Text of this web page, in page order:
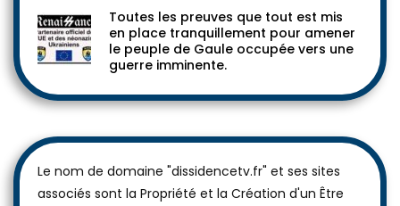
Toutes les preuves que tout est mis
en place tranquillement pour amener
le peuple de Gaule occupée vers une
guerre imminente.
Le nom de domaine "dissidencetv.fr" et ses sites
associés sont la Propriété et la Création d'un Être